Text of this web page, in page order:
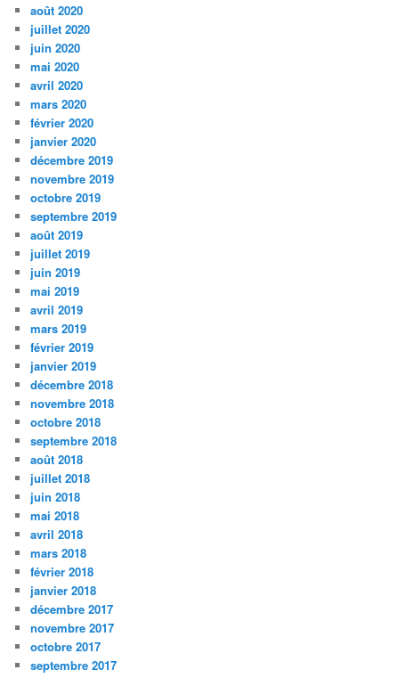
août 2020
juillet 2020
juin 2020
mai 2020
avril 2020
mars 2020
février 2020
janvier 2020
décembre 2019
novembre 2019
octobre 2019
septembre 2019
août 2019
juillet 2019
juin 2019
mai 2019
avril 2019
mars 2019
février 2019
janvier 2019
décembre 2018
novembre 2018
octobre 2018
septembre 2018
août 2018
juillet 2018
juin 2018
mai 2018
avril 2018
mars 2018
février 2018
janvier 2018
décembre 2017
novembre 2017
octobre 2017
septembre 2017